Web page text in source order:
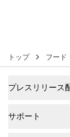
トップ フード
プレスリリース
サポート